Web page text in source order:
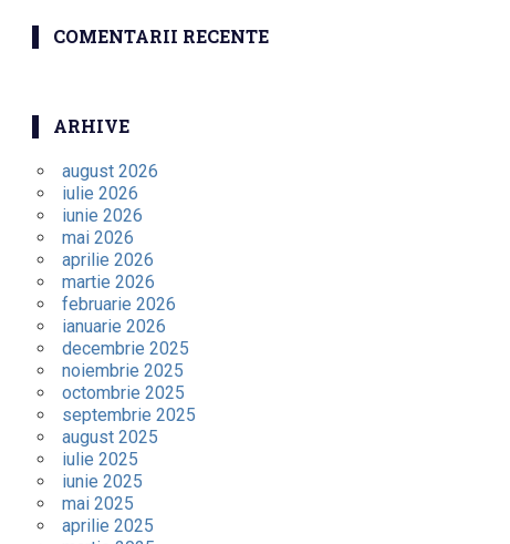
COMENTARII RECENTE
ARHIVE
august 2026
iulie 2026
iunie 2026
mai 2026
aprilie 2026
martie 2026
februarie 2026
ianuarie 2026
decembrie 2025
noiembrie 2025
octombrie 2025
septembrie 2025
august 2025
iulie 2025
iunie 2025
mai 2025
aprilie 2025